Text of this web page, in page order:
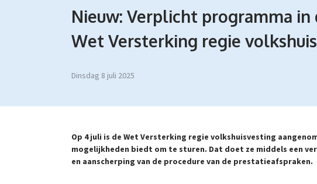
Nieuw: Verplicht programma in
Wet Versterking regie
dinsdag 8 juli 2025
Op 4 juli is de Wet Versterking regie volkshuisvesting
mogelijkheden biedt om te sturen. Dat doet ze middels een
en aanscherping van de procedure van de prestatieafspraken.